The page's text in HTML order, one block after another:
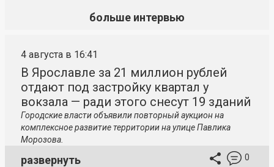
больше интервью
4 августа в 16:41
В Ярославле за 21 миллион рублей
отдают под застройку квартал у
вокзала — ради этого снесут 19 зданий
Городские власти объявили повторный аукцион на
комплексное развитие территории на улице Павлика
Морозова.
развернуть 0